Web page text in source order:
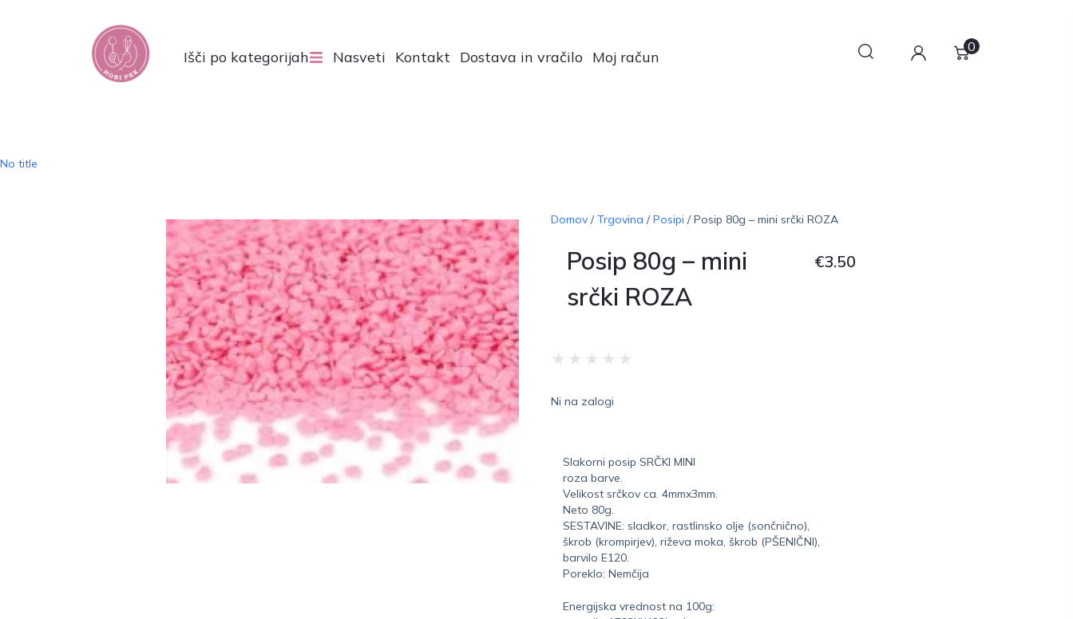
Išči po kategorijah Nasveti Kontakt Dostava in vračilo Moj račun
0
No title
Domov/Trgovina /Posipi / Posip 80g – mini srčki ROZA
Posip 80g – mini
srčki ROZA
€3.50
★ ★ ★ ★ ★
Ni na zalogi
Slakorni posip SRČKI MINI
roza barve.
Velikost srčkov ca. 4mmx3mm.
Neto 80g.
SESTAVINE: sladkor, rastlinsko olje (sončnično),
škrob (krompirjev), riževa moka, škrob (PŠENIČNI),
barvilo E120.
Poreklo: Nemčija
Energijska vrednost na 100g: